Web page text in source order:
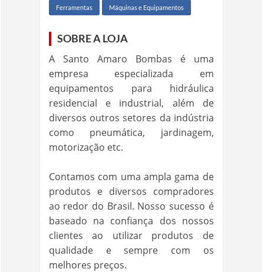
Ferramentas Máquinas e Equipamentos
SOBRE A LOJA
A Santo Amaro Bombas é uma
empresa especializada em
equipamentos para hidráulica
residencial e industrial, além de
diversos outros setores da indústria
como pneumática, jardinagem,
motorização etc.
Contamos com uma ampla gama de
produtos e diversos compradores
ao redor do Brasil. Nosso sucesso é
baseado na confiança dos nossos
clientes ao utilizar produtos de
qualidade e sempre com os
melhores preços.